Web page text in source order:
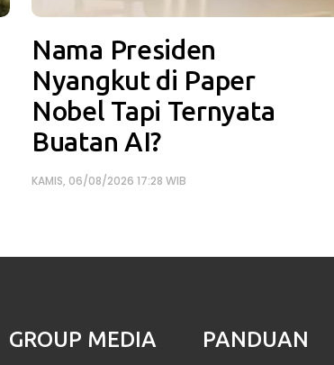
Nama Presiden
Nyangkut di Paper
Nobel Tapi Ternyata
Buatan AI?
KAMIS, 06/08/2026 17:28 WIB
GROUP MEDIA PANDUAN